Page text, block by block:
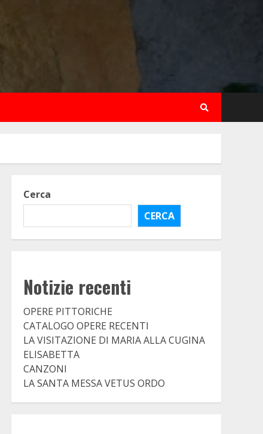
Cerca
CERCA
Notizie recenti
OPERE PITTORICHE
CATALOGO OPERE RECENTI
LA VISITAZIONE DI MARIA ALLA CUGINA
ELISABETTA
CANZONI
LA SANTA MESSA VETUS ORDO